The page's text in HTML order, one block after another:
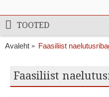
TOOTED
Avaleht Faasiliist